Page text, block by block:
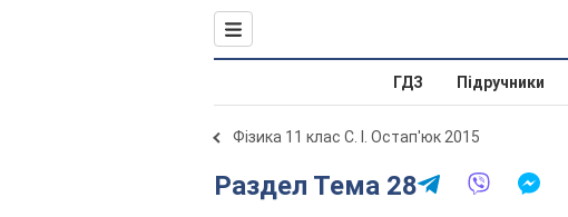
ГДЗ Підручники
Фізика 11 клас С. І. Остап'юк 2015
Раздел Тема 28